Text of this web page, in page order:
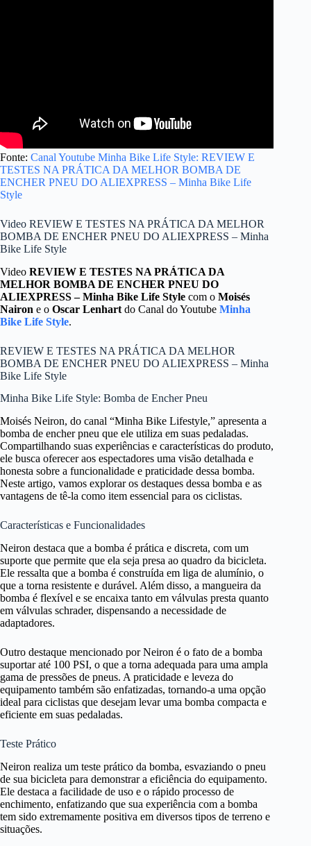
Fonte: Canal Youtube Minha Bike Life Style: REVIEW E
TESTES NA PRÁTICA DA MELHOR BOMBA DE
ENCHER PNEU DO ALIEXPRESS – Minha Bike Life
Style
Video REVIEW E TESTES NA PRÁTICA DA MELHOR
BOMBA DE ENCHER PNEU DO ALIEXPRESS – Minha
Bike Life Style
Video REVIEW E TESTES NA PRÁTICA DA
MELHOR BOMBA DE ENCHER PNEU DO
ALIEXPRESS – Minha Bike Life Style com o Moisés
Nairon e o Oscar Lenhart do Canal do Youtube Minha
Bike Life Style.
REVIEW E TESTES NA PRÁTICA DA MELHOR
BOMBA DE ENCHER PNEU DO ALIEXPRESS – Minha
Bike Life Style
Minha Bike Life Style: Bomba de Encher Pneu
Moisés Neiron, do canal “Minha Bike Lifestyle,” apresenta a
bomba de encher pneu que ele utiliza em suas pedaladas.
Compartilhando suas experiências e características do produto,
ele busca oferecer aos espectadores uma visão detalhada e
honesta sobre a funcionalidade e praticidade dessa bomba.
Neste artigo, vamos explorar os destaques dessa bomba e as
vantagens de tê-la como item essencial para os ciclistas.
Características e Funcionalidades
Neiron destaca que a bomba é prática e discreta, com um
suporte que permite que ela seja presa ao quadro da bicicleta.
Ele ressalta que a bomba é construída em liga de alumínio, o
que a torna resistente e durável. Além disso, a mangueira da
bomba é flexível e se encaixa tanto em válvulas presta quanto
em válvulas schrader, dispensando a necessidade de
adaptadores.
Outro destaque mencionado por Neiron é o fato de a bomba
suportar até 100 PSI, o que a torna adequada para uma ampla
gama de pressões de pneus. A praticidade e leveza do
equipamento também são enfatizadas, tornando-a uma opção
ideal para ciclistas que desejam levar uma bomba compacta e
eficiente em suas pedaladas.
Teste Prático
Neiron realiza um teste prático da bomba, esvaziando o pneu
de sua bicicleta para demonstrar a eficiência do equipamento.
Ele destaca a facilidade de uso e o rápido processo de
enchimento, enfatizando que sua experiência com a bomba
tem sido extremamente positiva em diversos tipos de terreno e
situações.